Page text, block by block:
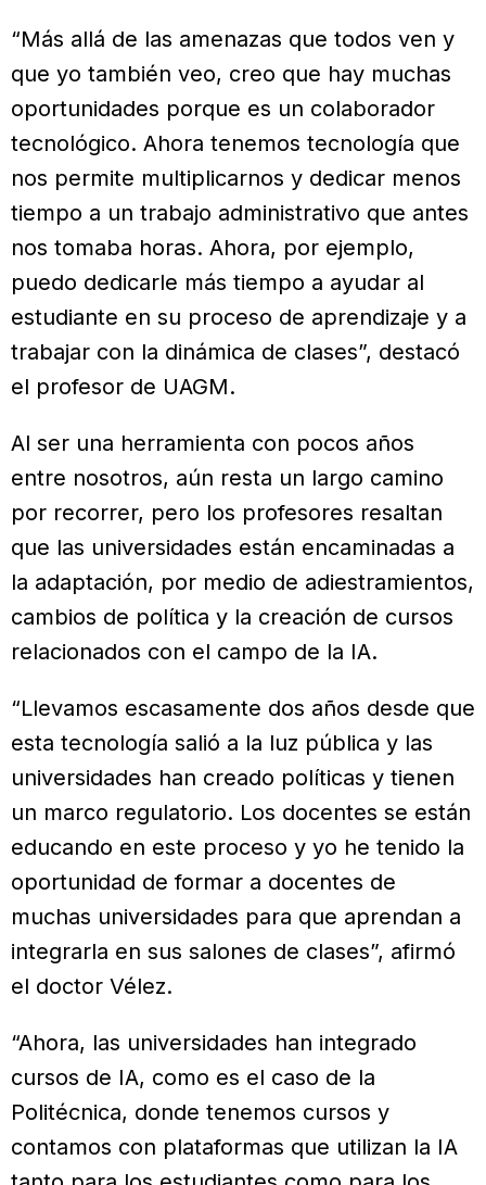
“Más allá de las amenazas que todos ven y
que yo también veo, creo que hay muchas
oportunidades porque es un colaborador
tecnológico. Ahora tenemos tecnología que
nos permite multiplicarnos y dedicar menos
tiempo a un trabajo administrativo que antes
nos tomaba horas. Ahora, por ejemplo,
puedo dedicarle más tiempo a ayudar al
estudiante en su proceso de aprendizaje y a
trabajar con la dinámica de clases”, destacó
el profesor de UAGM.
Al ser una herramienta con pocos años
entre nosotros, aún resta un largo camino
por recorrer, pero los profesores resaltan
que las universidades están encaminadas a
la adaptación, por medio de adiestramientos,
cambios de política y la creación de cursos
relacionados con el campo de la IA.
“Llevamos escasamente dos años desde que
esta tecnología salió a la luz pública y las
universidades han creado políticas y tienen
un marco regulatorio. Los docentes se están
educando en este proceso y yo he tenido la
oportunidad de formar a docentes de
muchas universidades para que aprendan a
integrarla en sus salones de clases”, afirmó
el doctor Vélez.
“Ahora, las universidades han integrado
cursos de IA, como es el caso de la
Politécnica, donde tenemos cursos y
contamos con plataformas que utilizan la IA